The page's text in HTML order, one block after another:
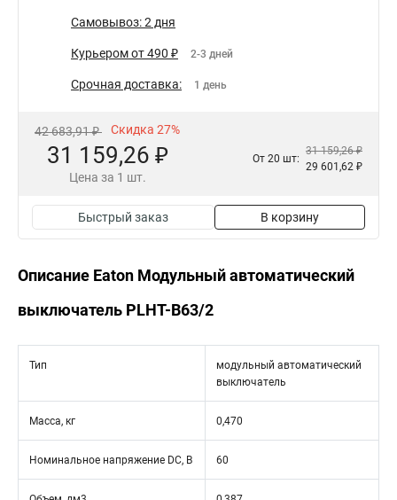
Самовывоз: 2 дня
Курьером от 490 ₽ 2-3 дней
Срочная доставка: 1 день
42 683,91 ₽ Скидка 27%
31 159,26 ₽
Цена за 1 шт.
От 20 шт:
31 159,26 ₽
29 601,62 ₽
Быстрый заказ В корзину
Описание Eaton Модульный автоматический
выключатель PLHT-B63/2
Тип
модульный автоматический
выключатель
Масса, кг 0,470
Номинальное напряжение DC, В 60